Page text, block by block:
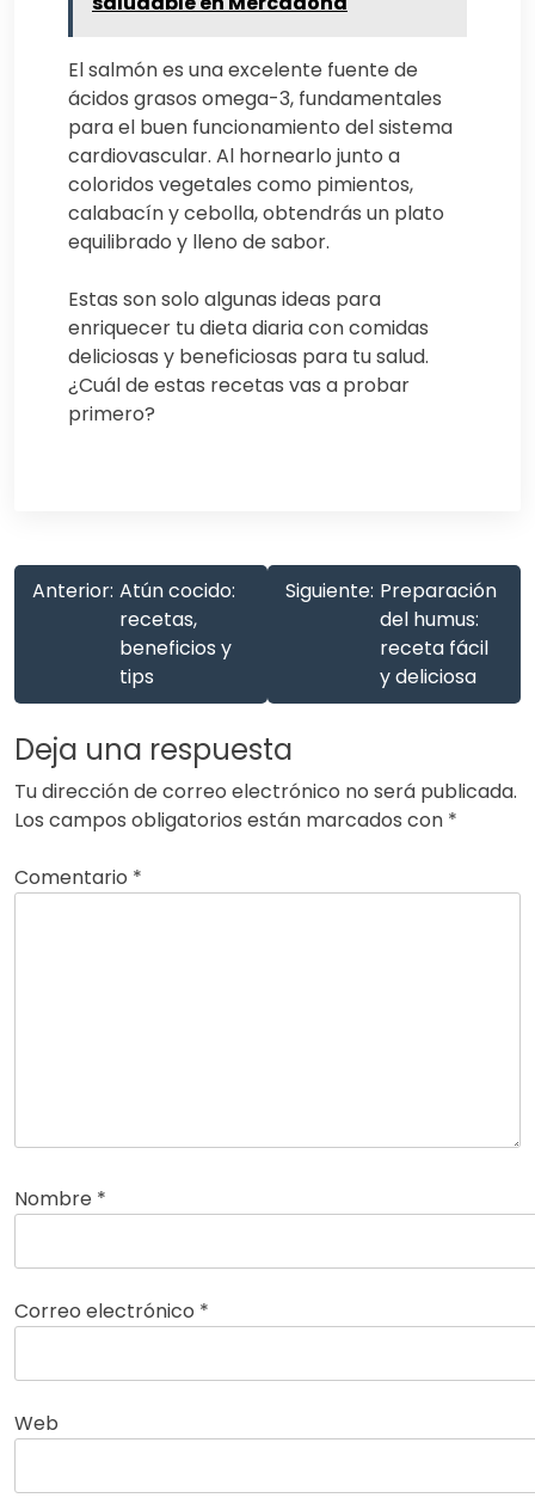
El salmón es una excelente fuente de
ácidos grasos omega-3, fundamentales
para el buen funcionamiento del sistema
cardiovascular. Al hornearlo junto a
coloridos vegetales como pimientos,
calabacín y cebolla, obtendrás un plato
equilibrado y lleno de sabor.
Estas son solo algunas ideas para
enriquecer tu dieta diaria con comidas
deliciosas y beneficiosas para tu salud.
¿Cuál de estas recetas vas a probar
primero?
Anterior: Atún cocido:
recetas,
beneficios y
tips
Siguiente: Preparación
del humus:
receta fácil
y deliciosa
Deja una respuesta
Tu dirección de correo electrónico no será publicada.
Los campos obligatorios están marcados con *
Comentario *
Nombre *
Correo electrónico *
Web